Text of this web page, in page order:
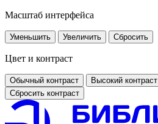
Масштаб интерфейса
Уменьшить Увеличить Сбросить
Цвет и контраст
Обычный контраст Высокий контраст
Сбросить контраст